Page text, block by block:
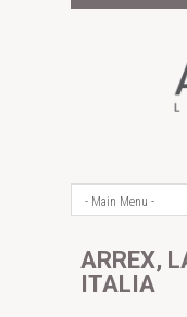
ARREX,
ITALIA